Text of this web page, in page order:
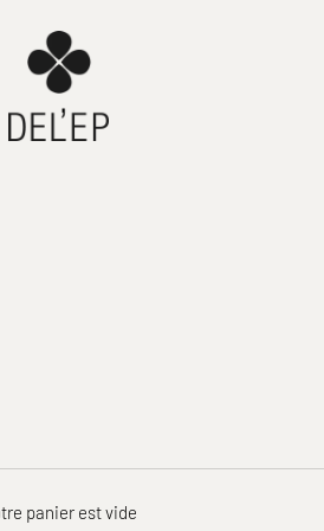
panier est vide